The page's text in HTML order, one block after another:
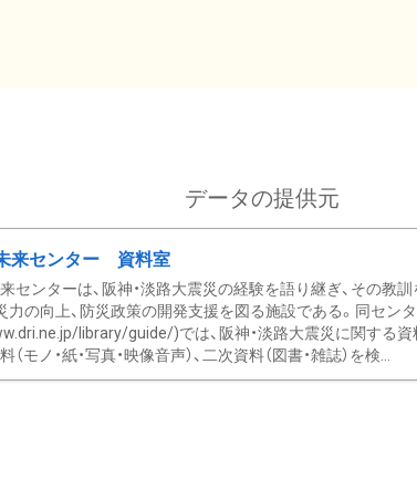
データの提供元
来センター 資料室
センターは、阪神・淡路大震災の経験を語り継ぎ、その教
力の向上、防災政策の開発支援を図る施設である。同セン
library/guide/)では、阪神・淡路大震災に関する資
モノ・紙・写真・映像音声）、二次資料（図書・雑誌）を検...